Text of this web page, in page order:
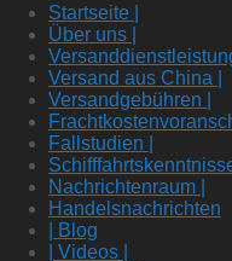
Startseite |
Über uns |
Versanddienstleistung
Versand aus China |
Versandgebühren |
Fallstudien |
Schifffahrtskenntnisse
Nachrichtenraum |
Handelsnachrichten
| Blog
| Videos |